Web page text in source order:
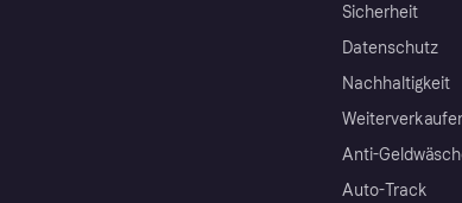
Sicherheit
Datenschutz
Nachhaltigkeit
Anti-
Auto-Track